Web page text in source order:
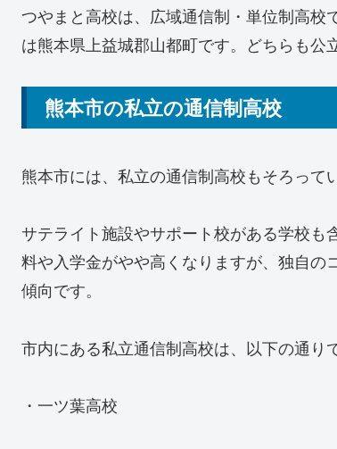
つやまと高校は、広域通信制・単位制高
は熊本県上益城郡山都町です。どちらも公
熊本市の私立の通信制高校
熊本市には、私立の通信制高校もそろって
サテライト施設やサポート校がある学校
料や入学金がやや高くなりますが、独自
傾向です。
市内にある私立通信制高校は、以下の通りで
・一ツ葉高校